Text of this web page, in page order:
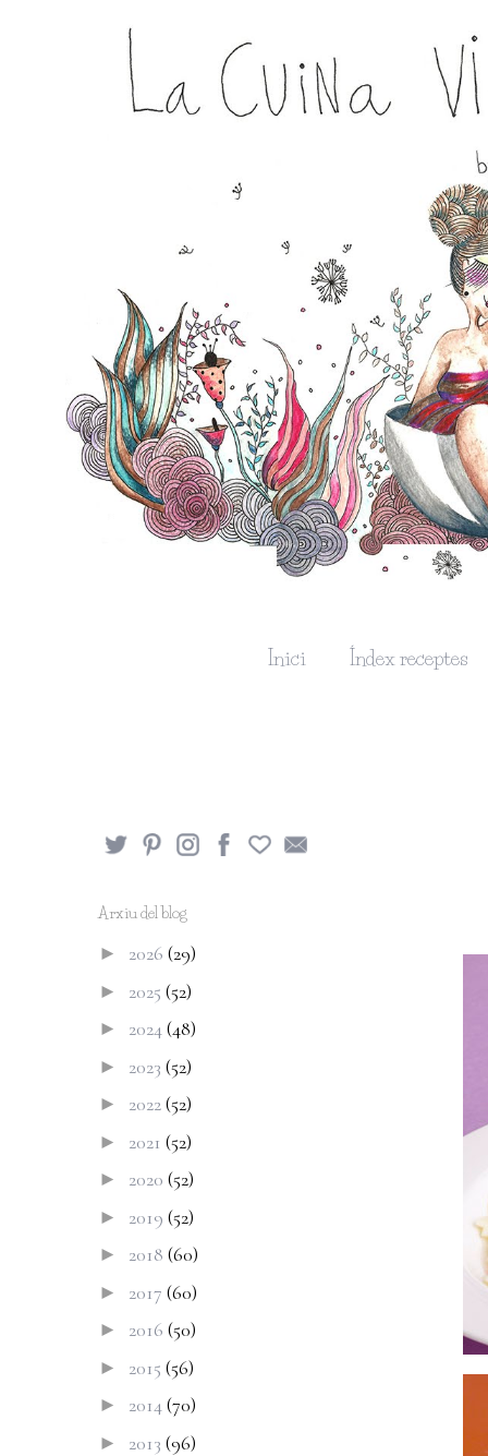
Inici Índex receptes
Arxiu del blog
► 2026 (29)
► 2025 (52)
► 2024(48)
► 2023 (52)
► 2022(52)
► 2021 (52)
► 2020 (52)
► 2019 (52)
► 2018 (60)
► 2017 (60)
► 2016 (50)
► 2015 (56)
► 2014(70)
► 2013 (96)